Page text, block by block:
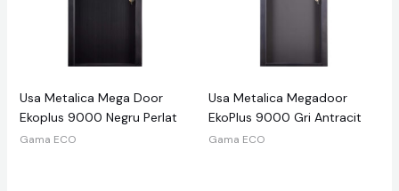
Usa Metalica Mega Door
Ekoplus 9000 Negru Perlat
Gama ECO
Usa Metalica Megadoor
EkoPlus 9000 Gri Antracit
Gama ECO